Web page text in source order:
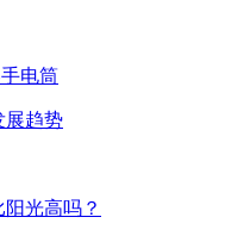
电筒
展趋势
光高吗？